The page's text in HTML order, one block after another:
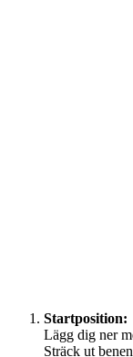
Startposition:
Lägg dig ner
Sträck ut